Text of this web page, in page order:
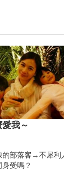
我～
部落客→不犀
受嗎？